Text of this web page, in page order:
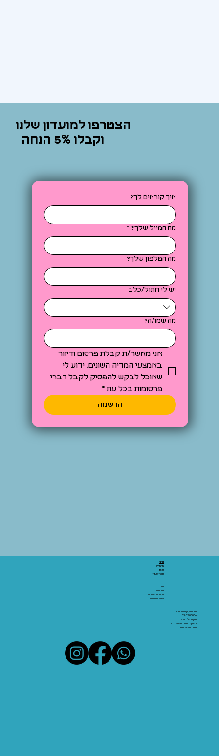
הצטרפו למועדון שלנו
וקבלו 5% הנחה
איך קוראים לך?
מה המייל שלך? *
מה הטלפון שלך?
יש לי חתול/כלב
מה שמו/ה?
אני מאשר/ת קבלת פרסום ודיוור
באמצעי המדיה השונים. ידוע לי
שאוכל לבקש להפסיק לקבל דברי
פרסומות בכל עת *
הרשמה
שירות הלקוחות והתמיכה
03-6206066
מיקום: אלנבי 43
ראשון - חמישי 10:00-19:00
שישי 10:00-15:00
אתר:
מאמרים
חנות
חברי מועדון
מידע:
אודותינו
תקנון ותנאי שימוש
הצהרת נגישות